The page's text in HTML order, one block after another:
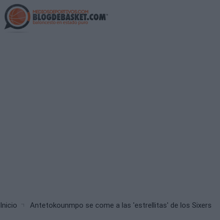
Skip
to
main
Breadcrumb
Inicio Antetokounmpo se come a las 'estrellitas' de los Sixers